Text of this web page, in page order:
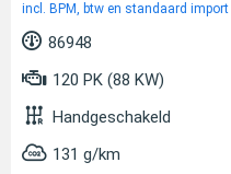
incl. BPM, btw en standaard import
86948
120 PK (88 KW)
Handgeschakeld
131 g/km